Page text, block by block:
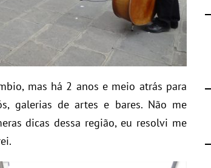
mas há 2 anos e meio atrás para
galerias de artes e bares. Não me
dicas dessa região, eu resolvi me